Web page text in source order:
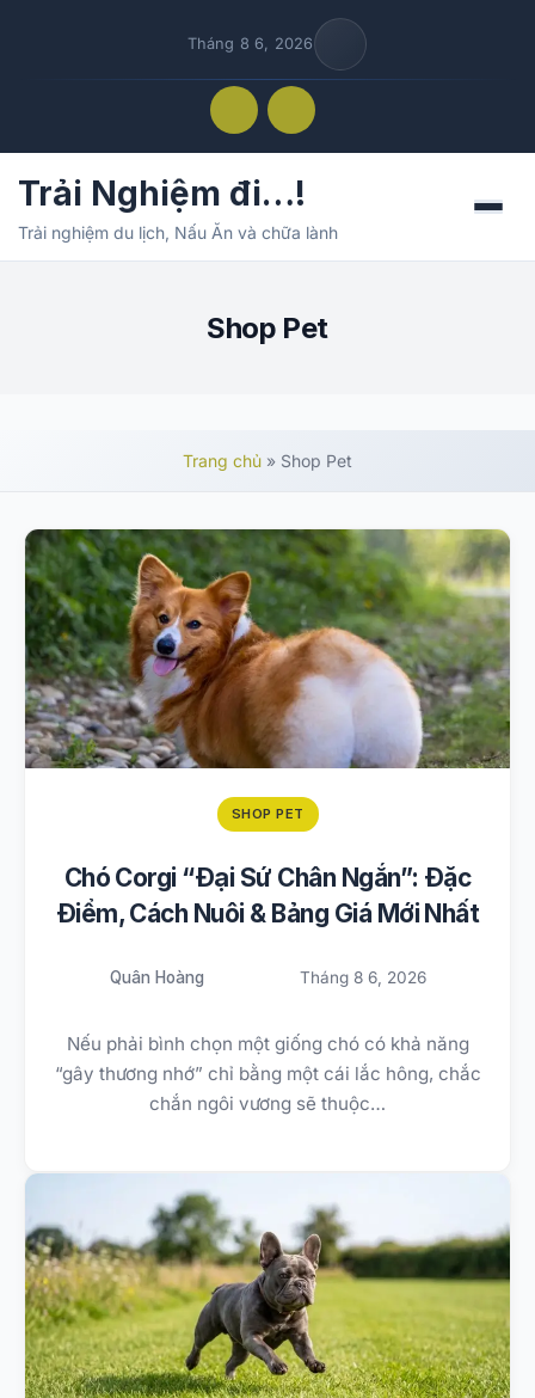
Tháng 8 6, 2026
Trải Nghiệm đi…!
Trải nghiệm du lịch, Nấu Ăn và chữa lành
Menu
Shop Pet
Trang chủ » Shop Pet
SHOP PET
Chó Corgi “Đại Sứ Chân Ngắn”: Đặc
Điểm, Cách Nuôi & Bảng Giá Mới Nhất
Quân Hoàng Tháng 8 6, 2026
Nếu phải bình chọn một giống chó có khả năng
“gây thương nhớ” chỉ bằng một cái lắc hông, chắc
chắn ngôi vương sẽ thuộc…